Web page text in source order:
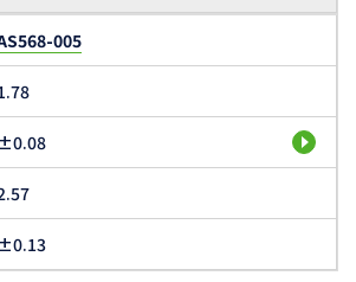
005
±0.08
±0.13